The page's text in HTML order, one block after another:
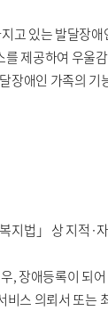
고 있는 발달장
제공하여 우울
장애인 가족의 기
지법」 상 지적·
, 장애등록이 되
스 의뢰서 또는